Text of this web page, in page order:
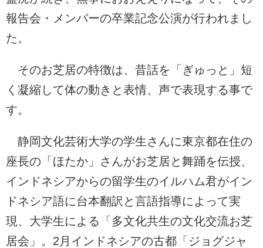
報告会・メンバーの卒業記念公演が行われまし
た。
そのお芝居の特徴は、昔話を「ぎゅっと」短
く凝縮して体の動きと表情、声で表現する事で
す。
静岡文化芸術大学の学生さんに東京都在住の
座長の「ほたか」さんがお芝居と舞踊を伝授、
インドネシアからの留学生のイルハム君がイン
ドネシア語に台本翻訳と言語指導によって実
現、大学生による「多文化共生の文化交流お芝
居会」。2月インドネシアの古都「ジョグジャ